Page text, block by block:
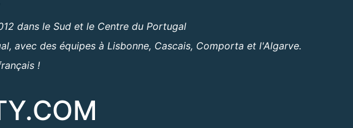
dans le Sud et le Centre du Portugal
avec des équipes à Lisbonne, Cascais, Comporta et l'Algarve.
!